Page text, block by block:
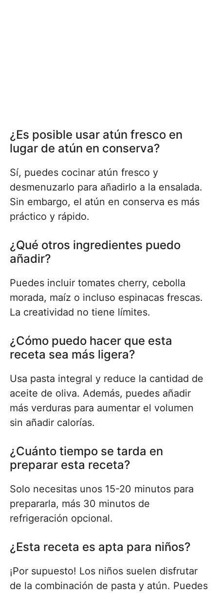
¿Es posible usar atún fresco en
lugar de atún en conserva?
Sí, puedes cocinar atún fresco y
desmenuzarlo para añadirlo a la ensalada.
Sin embargo, el atún en conserva es más
práctico y rápido.
¿Qué otros ingredientes puedo
añadir?
Puedes incluir tomates cherry, cebolla
morada, maíz o incluso espinacas frescas.
La creatividad no tiene límites.
¿Cómo puedo hacer que esta
receta sea más ligera?
Usa pasta integral y reduce la cantidad de
aceite de oliva. Además, puedes añadir
más verduras para aumentar el volumen
sin añadir calorías.
¿Cuánto tiempo se tarda en
preparar esta receta?
Solo necesitas unos 15-20 minutos para
prepararla, más 30 minutos de
refrigeración opcional.
¿Esta receta es apta para niños?
¡Por supuesto! Los niños suelen disfrutar
de la combinación de pasta y atún. Puedes